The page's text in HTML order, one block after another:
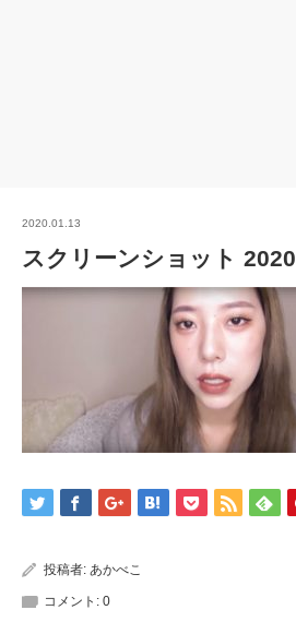
2020.01.13
スクリーンショット
投稿者: あかべこ
コメント: 0